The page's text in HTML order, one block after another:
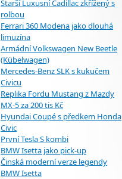
Starší Luxusní Cadillac zkřížený s
rolbou
Ferrari 360 Modena jako dlouhá
limuzína
Armádní Volkswagen New Beetle
(Kübelwagen)
Mercedes-Benz SLK s kukučem
Civicu
Replika Fordu Mustang z Mazdy
MX-5 za 200 tis Kč
Hyundai Coupé s předkem Honda
Civic
První Tesla S kombi
BMW Isetta jako pick-up
Činská moderní verze legendy
BMW Isetta